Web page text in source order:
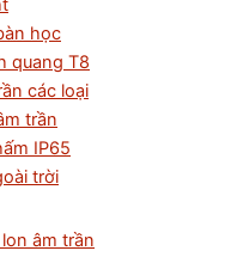
học
quang T8
các loại
trần
IP65
trời
âm trần